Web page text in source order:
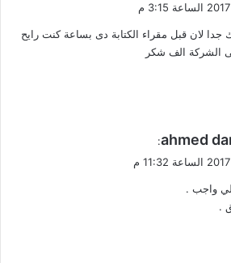
جدا لان قبل مقراء الكتابة دى بساعة كنت رايح
الشركة الف شكر
ahmed
:
واجب .
.